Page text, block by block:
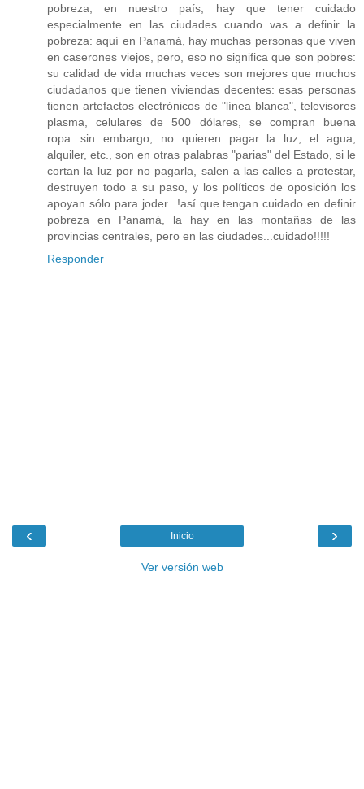
pobreza, en nuestro país, hay que tener cuidado
especialmente en las ciudades cuando vas a definir la
pobreza: aquí en Panamá, hay muchas personas que viven
en caserones viejos, pero, eso no significa que son pobres:
su calidad de vida muchas veces son mejores que muchos
ciudadanos que tienen viviendas decentes: esas personas
tienen artefactos electrónicos de "línea blanca", televisores
plasma, celulares de 500 dólares, se compran buena
ropa...sin embargo, no quieren pagar la luz, el agua,
alquiler, etc., son en otras palabras "parias" del Estado, si le
cortan la luz por no pagarla, salen a las calles a protestar,
destruyen todo a su paso, y los políticos de oposición los
apoyan sólo para joder...!así que tengan cuidado en definir
pobreza en Panamá, la hay en las montañas de las
provincias centrales, pero en las ciudades...cuidado!!!!!
Responder
‹ ›
Inicio
Ver versión web